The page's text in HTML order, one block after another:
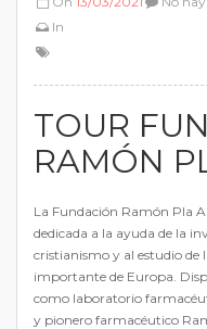
In
TOUR
RAMÓN
La Fundación Ramón Pla
dedicada a la ayuda de la
cristianismo y al estudio de
importante de Europa.
como laboratorio
y pionero farmacéutico